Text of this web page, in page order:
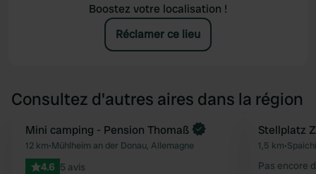
Boostez votre localisation !
Réclamer ce lieu
Consultez d'autres aires dans la région
Préféré
Reserve maintenant
Mini camping - Pension Thomaß
12 km•Mühlheim an der Donau, Allemagne
4.6 5 avis
Stellplatz
1,5 km•
Pas encore